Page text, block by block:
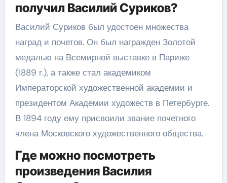
получил Василий Суриков?
Василий Суриков был удостоен множества
наград и почетов. Он был награжден Золотой
медалью на Всемирной выставке в Париже
(1889 г.), а также стал академиком
Императорской художественной академии и
президентом Академии художеств в Петербурге.
В 1894 году ему присвоили звание почетного
члена Московского художественного общества.
Где можно посмотреть
произведения Василия